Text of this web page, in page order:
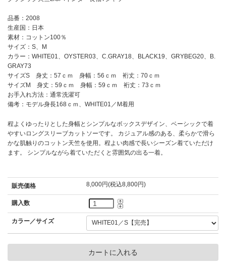
品番：2008
生産国：日本
素材：コットン100％
サイズ：S、M
カラー：WHITE01、OYSTER03、C.GRAY18、BLACK19、GRYBEG20、B.
GRAY73
サイズS 身丈：57ｃｍ 身幅：56ｃｍ 裄丈：70ｃｍ
サイズM 身丈：59ｃｍ 身幅：59ｃｍ 裄丈：73ｃｍ
お手入れ方法：通常洗濯可
備考：モデル身長168ｃｍ、WHITE01／M着用
程よくゆったりとした身幅とシンプルなボックスデザイン、ベーシックで着
やすいロングスリーブカットソーです。 カジュアル感のある、柔らかで滑ら
かな肌触りのコットン天竺を使用。程よい肉感で長いシーズン着ていただけ
ます。 シンプルながら着ていただくと雰囲気の出る一着。
販売価格 8,000円(税込8,800円)
購入数
カラー／サイズ